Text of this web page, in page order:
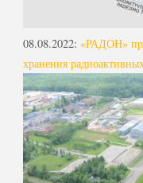
08.08.2022: «РАДОН»
хранения